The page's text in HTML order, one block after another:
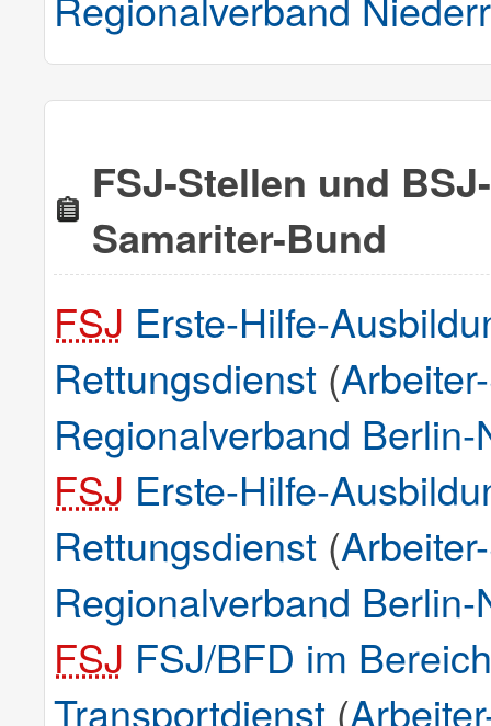
FSJ-Stellen und
Samariter-Bund
FSJ Erste-Hilfe-
Rettungsdienst (
Regionalverband
FSJ Erste-Hilfe-
Rettungsdienst (
Regionalverband
FSJ FSJ/BFD im
Transportdienst (